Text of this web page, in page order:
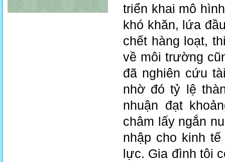
triển khai mô
khó khăn, lứa
chết hàng loạt,
về môi trường
đã nghiên cứu
nhờ đó tỷ lệ
nhuận đạt
châm lấy ngắn
nhập cho kinh
lực. Gia đình tôi